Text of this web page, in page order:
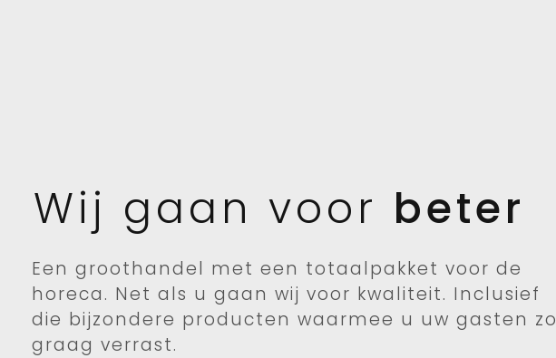
Wij gaan voor beter
Een groothandel met een totaalpakket voor de
horeca. Net als u gaan wij voor kwaliteit. Inclusief
die bijzondere producten waarmee u uw gasten zo
graag verrast.